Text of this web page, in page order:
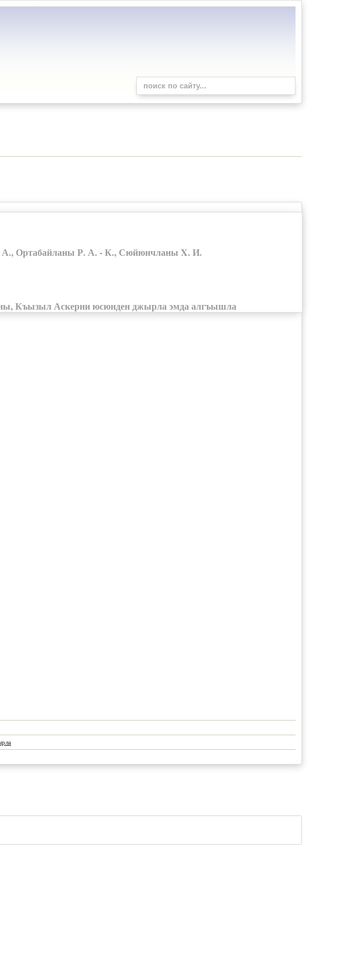
Ортабайланы Р. А. - К., Сюйюнчланы X. И.
Къызыл Аскерни юсюнден джырла эмда алгъышла